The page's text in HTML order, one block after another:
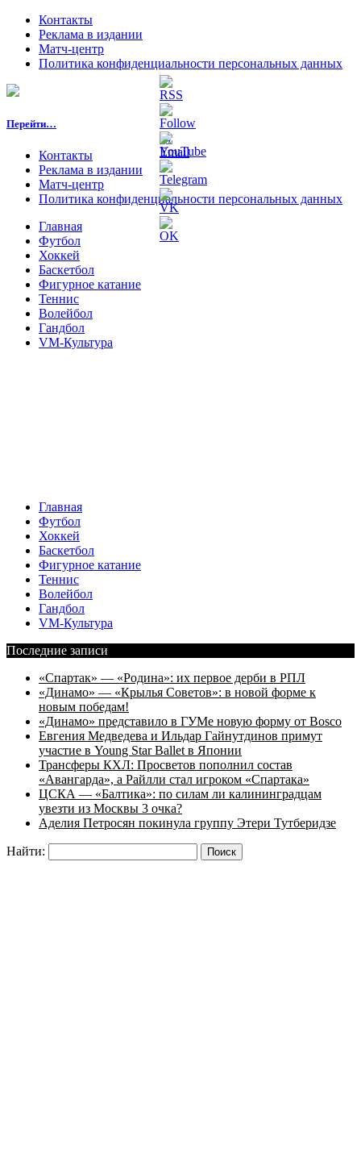
Контакты
Реклама в издании
Матч-центр
Политика конфиденциальности персональных данных
Перейти…
Контакты
Реклама в издании
Матч-центр
Политика конфиденциальности персональных данных
Главная
Футбол
Хоккей
Баскетбол
Фигурное катание
Теннис
Волейбол
Гандбол
VM-Культура
Главная
Футбол
Хоккей
Баскетбол
Фигурное катание
Теннис
Волейбол
Гандбол
VM-Культура
Последние записи
«Спартак» — «Родина»: их первое дерби в РПЛ
«Динамо» — «Крылья Советов»: в новой форме к
новым победам!
«Динамо» представило в ГУМе новую форму от Bosco
Евгения Медведева и Ильдар Гайнутдинов примут
участие в Young Star Ballet в Японии
Трансферы КХЛ: Просветов пополнил состав
«Авангарда», а Райлли стал игроком «Спартака»
ЦСКА — «Балтика»: по силам ли калининградцам
увезти из Москвы 3 очка?
Аделия Петросян покинула группу Этери Тутберидзе
Найти: